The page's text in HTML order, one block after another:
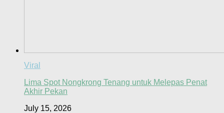
Viral
Lima Spot Nongkrong Tenang untuk Melepas Penat
Akhir Pekan
July 15, 2026